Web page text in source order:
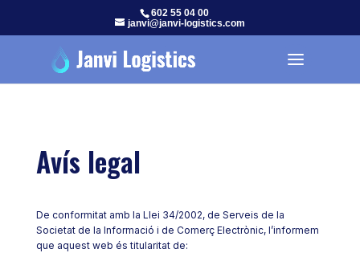
602 55 04 00
janvi@janvi-logistics.com
Avís legal
De conformitat amb la Llei 34/2002, de Serveis de la
Societat de la Informació i de Comerç Electrònic, l’informem
que aquest web és titularitat de: